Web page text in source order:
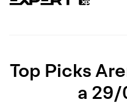
Top Picks
a